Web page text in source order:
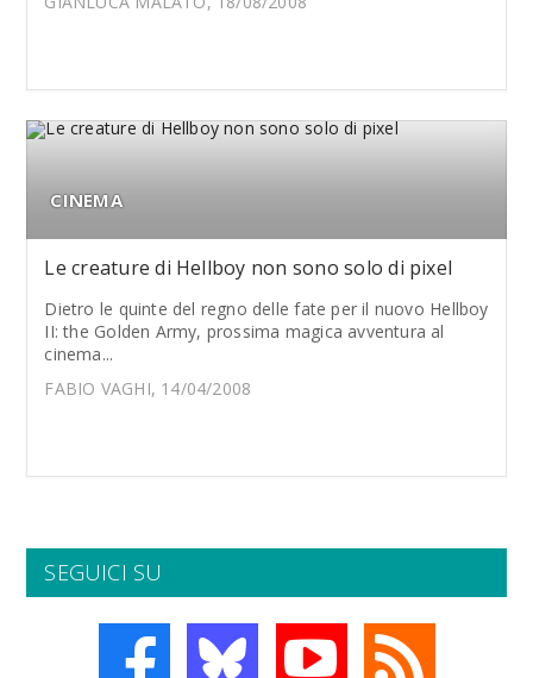
CINEMA
Le creature di Hellboy non sono solo di pixel
Dietro le quinte del regno delle fate per il nuovo Hellboy
II: the Golden Army, prossima magica avventura al
cinema...
FABIO VAGHI, 14/04/2008
SEGUICI SU